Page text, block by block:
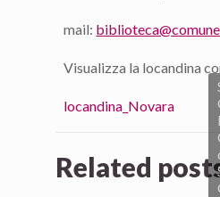
mail:
Visualizza la locandina
locandina_Novara
Related